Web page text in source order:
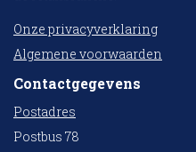
Onze privacyverklaring
Algemene voorwaarden
Contactgegevens
Postadres
Postbus 78